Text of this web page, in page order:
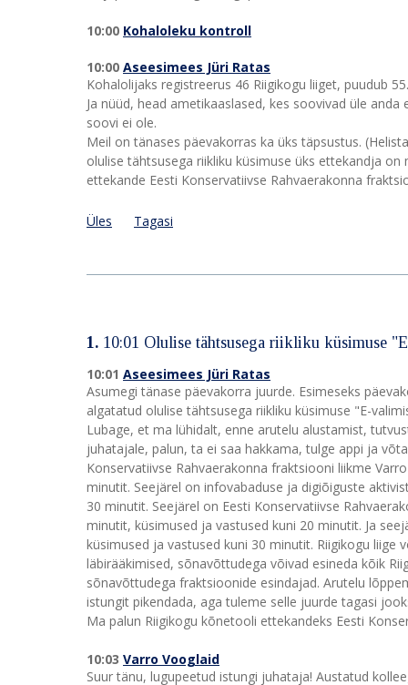
10:00 Kohaloleku kontroll
10:00 Aseesimees Jüri Ratas
Kohalolijaks registreerus 46 Riigikogu liiget, puudub
Ja nüüd, head ametikaaslased, kes soovivad üle
soovi ei ole.
Meil on tänases päevakorras ka üks täpsustus.
olulise tähtsusega riikliku küsimuse üks ettekandja
ettekande Eesti Konservatiivse Rahvaerakonna
Üles Tagasi
1. 10:01 Olulise tähtsusega riikliku küsimuse
10:01 Aseesimees Jüri Ratas
Asumegi tänase päevakorra juurde. Esimeseks
algatatud olulise tähtsusega riikliku küsimuse "E-
Lubage, et ma lühidalt, enne arutelu alustamist,
juhatajale, palun, ta ei saa hakkama, tulge appi ja
Konservatiivse Rahvaerakonna fraktsiooni liikme
minutit. Seejärel on infovabaduse ja digiõiguste
30 minutit. Seejärel on Eesti Konservatiivse
minutit, küsimused ja vastused kuni 20 minutit. Ja
küsimused ja vastused kuni 30 minutit. Riigikogu liige
läbirääkimised, sõnavõttudega võivad esineda kõik
sõnavõttudega fraktsioonide esindajad. Arutelu
istungit pikendada, aga tuleme selle juurde tagasi
Ma palun Riigikogu kõnetooli ettekandeks Eesti
10:03 Varro Vooglaid
Suur tänu, lugupeetud istungi juhataja! Austatud